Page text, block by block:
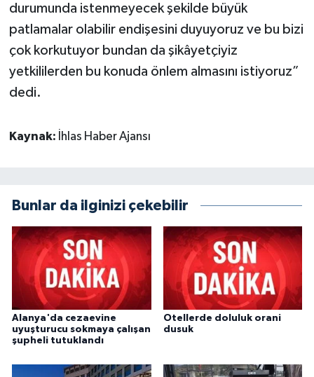
durumunda istenmeyecek şekilde büyük
patlamalar olabilir endişesini duyuyoruz ve bu bizi
çok korkutuyor bundan da şikâyetçiyiz
yetkililerden bu konuda önlem almasını istiyoruz”
dedi.
Kaynak: İhlas Haber Ajansı
Bunlar da ilginizi çekebilir
Alanya'da cezaevine
uyuşturucu sokmaya çalışan
şupheli tutuklandı
Otellerde doluluk orani
dusuk